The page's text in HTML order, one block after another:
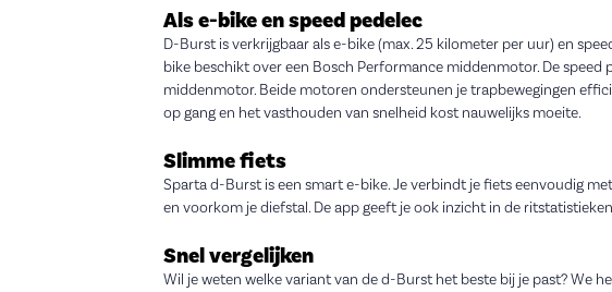
Als e-bike en speed pedelec
D-Burst is verkrijgbaar als e-bike (max. 25 kilometer per uur) en
bike beschikt over een Bosch Performance middenmotor. De speed
middenmotor. Beide motoren ondersteunen je trapbewegingen
op gang en het vasthouden van snelheid kost nauwelijks moeite.
Slimme fiets
Sparta d-Burst is een smart e-bike. Je verbindt je fiets eenvoudig
en voorkom je diefstal. De app geeft je ook inzicht in de
Snel vergelijken
Wil je weten welke variant van de d-Burst het beste bij je past? We